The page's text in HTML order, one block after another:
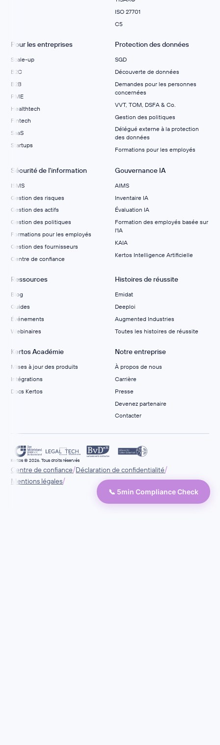
ISO 27701
C5
Pour les entreprises
Scale-up
B2C
B2B
PME
Healthtech
Fintech
SaaS
Startups
Protection des données
SGD
Découverte de données
Demandes pour les personnes
concernées
VVT, TOM, DSFA & Co.
Gestion des politiques
Délégué externe à la protection
des données
Formations pour les employés
Sécurité de l'information
ISMS
Gestion des risques
Gestion des actifs
Gestion des politiques
Formations pour les employés
Gestion des fournisseurs
Centre de confiance
Gouvernance IA
AIMS
Inventaire IA
Évaluation IA
Formation des employés basée sur
l'IA
KAIA
Kertos Intelligence Artificielle
Ressources
Blog
Guides
Événements
Webinaires
Histoires de réussite
Emidat
Deeploi
Augmented Industries
Toutes les histoires de réussite
Kertos Académie
Mises à jour des produits
Intégrations
Docs Kertos
Notre entreprise
À propos de nous
Carrière
Presse
Devenez partenaire
Contacter
Kertos © 2026. Tous droits réservés
Centre de confiance/Déclaration de confidentialité/
Mentions légales/
📞 5min Compliance Check